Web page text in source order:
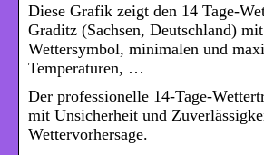
Diese Grafik zeigt den 14 Tage-
Graditz (Sachsen, Deutschland)
Wettersymbol, minimalen und
Temperaturen, …
Der professionelle 14-Tage-
mit Unsicherheit und
Wettervorhersage.